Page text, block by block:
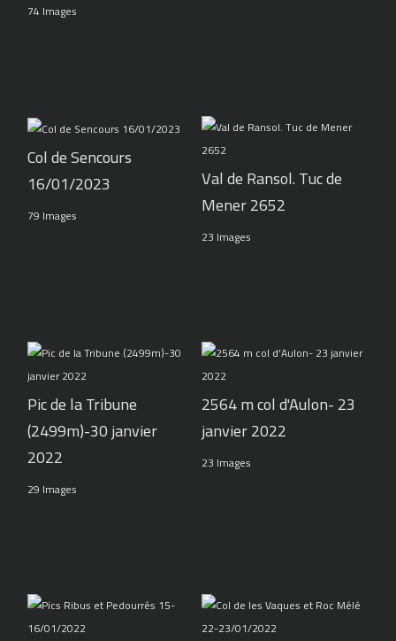
74 Images
Col de Sencours
16/01/2023
79 Images
Val de Ransol. Tuc de
Mener 2652
23 Images
Pic de la Tribune
(2499m)-30 janvier
2022
29 Images
2564 m col d'Aulon- 23
janvier 2022
23 Images